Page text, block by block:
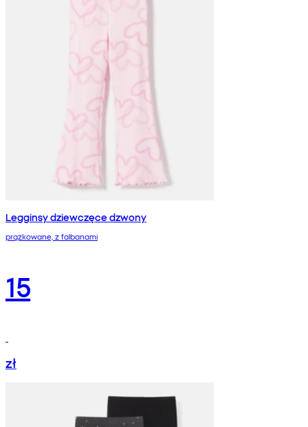
Legginsy dziewczęce dzwony
prążkowane, z falbanami
15
zł